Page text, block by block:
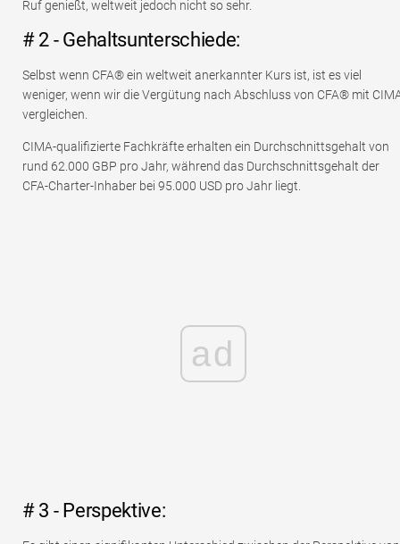
Ruf genießt, weltweit jedoch nicht so sehr.
# 2 - Gehaltsunterschiede:
Selbst wenn CFA® ein weltweit anerkannter Kurs ist, ist es viel
weniger, wenn wir die Vergütung nach Abschluss von CFA® mit
vergleichen.
CIMA-qualifizierte Fachkräfte erhalten ein Durchschnittsgehalt von
rund 62.000 GBP pro Jahr, während das Durchschnittsgehalt der
CFA-Charter-Inhaber bei 95.000 USD pro Jahr liegt.
ad
# 3 - Perspektive: